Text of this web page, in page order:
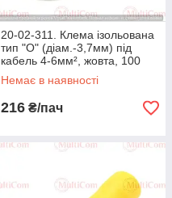
20-02-311. Клема ізольована
тип "О" (діам.-3,7мм) під
кабель 4-6мм², жовта, 100
шт/пачка
Немає в наявності
216 ₴/пач